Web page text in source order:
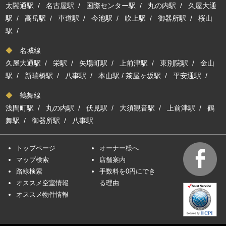
太閤通駅 /名古屋駅 / 国際センター駅 / 丸の内駅 / 久屋大通
駅 /高岳駅 /車道駅 /今池駅 / 吹上駅 /御器所駅 /桜山
駅 /
◆ 名城線
久屋大通駅 /栄駅 / 矢場町駅 /上前津駅 /東別院駅 /金山
駅 / 新瑞橋駅 / 八事駅 /本山駅 /茶屋ヶ坂駅 /平安通駅 /
◆ 鶴舞線
浅間町駅 / 丸の内駅 /伏見駅 / 大須観音駅 /上前津駅 /鶴
舞駅 /御器所駅 / 八事駅
トップページ
マップ検索
路線検索
オススメ空室情報
オススメ物件情報
オーナー様へ
店舗案内
手数料を0円にでき
る理由